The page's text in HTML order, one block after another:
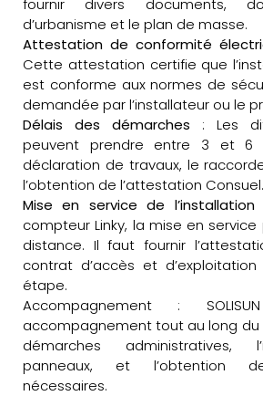
fournir divers documents,
d’urbanisme et le plan de masse.
Attestation de conformité
Cette attestation certifie que
est conforme aux normes de
demandée par l’installateur ou le
Délais des démarches : Les
peuvent prendre entre 3 et 6
déclaration de travaux, le
l’obtention de l’attestation Consuel.
Mise en service de l’installation
compteur Linky, la mise en
distance. Il faut fournir
contrat d’accès et
étape.
Accompagnement :
accompagnement tout au long du
démarches administratives,
panneaux, et l’obtention
nécessaires.